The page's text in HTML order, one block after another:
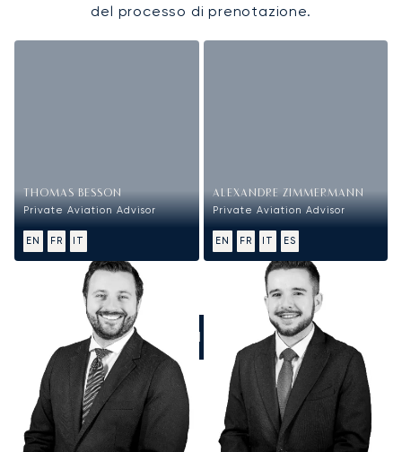
del processo di prenotazione.
THOMAS BESSON
Private Aviation Advisor
EN FR IT
ALEXANDRE ZIMMERMANN
Private Aviation Advisor
EN FR IT ES
CHIAMATECI